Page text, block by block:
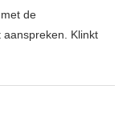
de
Klinkt